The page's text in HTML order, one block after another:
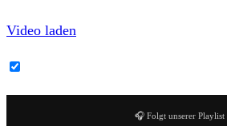
Video laden
🎧 Folgt unserer Playlist